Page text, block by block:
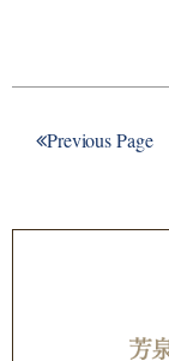
Previous Page